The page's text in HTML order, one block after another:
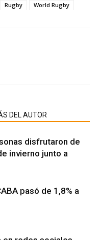
Rugby World Rugby
DEL AUTOR
disfrutaron de
invierno junto a
pasó de 1,8% a